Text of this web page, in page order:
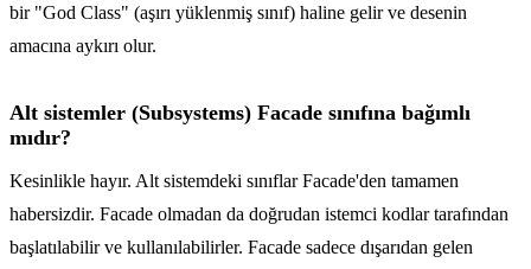
bir "God Class" (aşırı yüklenmiş sınıf) haline gelir ve desenin
amacına aykırı olur.
Alt sistemler (Subsystems) Facade sınıfına bağımlı
mıdır?
Kesinlikle hayır. Alt sistemdeki sınıflar Facade'den tamamen
habersizdir. Facade olmadan da doğrudan istemci kodlar tarafından
başlatılabilir ve kullanılabilirler. Facade sadece dışarıdan gelen